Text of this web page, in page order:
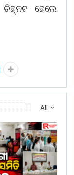
ହେଲେ
All